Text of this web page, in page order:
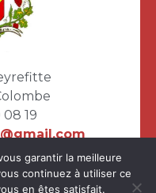
08 19
garantir la meilleure
continuez à utiliser ce
en êtes satisfait.